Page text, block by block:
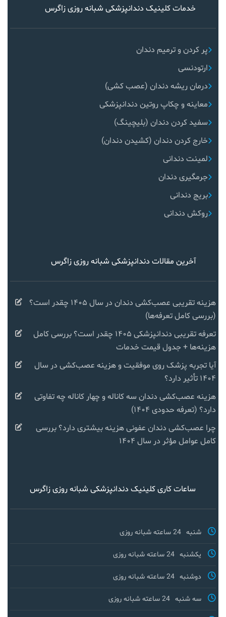
خدمات کلینیک دندانپزشکی شبانه روزی زاگرس
پر کردن و ترمیم دندان
ارتودنسی
درمان ریشه دندان (عصب کشی)
معاینه و چکاپ روتین دندانپزشکی
سفید کردن دندان (بلیچینگ)
خارج کردن دندان (کشیدن دندان)
لمینت دندانی
جرمگیری دندان
بریج دندانی
روکش دندانی
آخرین مقالات دندانپزشکی شبانه روزی زاگرس
هزینه تقریبی عصب‌کشی دندان در سال ۱۴۰۵ چقدر است؟
(بررسی کامل تعرفه‌ها)
تعرفه تقریبی دندانپزشکی ۱۴۰۵ چقدر است؟ بررسی کامل
هزینه‌ها + جدول قیمت خدمات
آیا تجربه پزشک روی موفقیت و هزینه عصب‌کشی در سال
۱۴۰۴ تأثیر دارد؟
هزینه عصب‌کشی دندان سه کاناله و چهار کاناله چه تفاوتی
دارد؟ (تعرفه حدودی ۱۴۰۴)
چرا عصب‌کشی دندان عفونی هزینه بیشتری دارد؟ بررسی
کامل عوامل مؤثر در سال ۱۴۰۴
ساعات کاری کلینیک دندانپزشکی شبانه روزی زاگرس
شنبه 24 ساعته شبانه روزی
یکشنبه 24 ساعته شبانه روزی
دوشنبه 24 ساعته شبانه روزی
سه شنبه 24 ساعته شبانه روزی